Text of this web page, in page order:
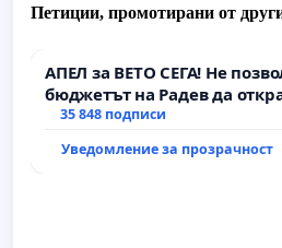
Петиции, промотирани от
АПЕЛ за ВЕТО СЕГА! Не
бюджетът на Радев да
парите и правата ни в
35 848 подписи
Уведомление за прозрачност